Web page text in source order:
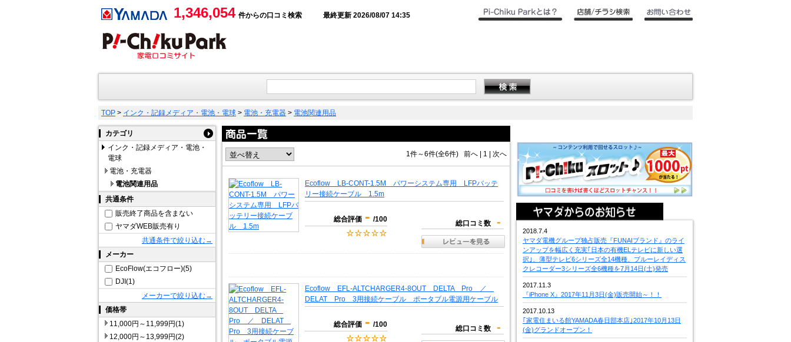
1,346,054 件からの口コミ検索 最終更新 2026/08/07 14:35
TOP > インク・記録メディア・電池・電球 > 電池・充電器 > 電池関連用品
カテゴリ
インク・記録メディア・電池・
電球
電池・充電器
電池関連用品
共通条件
販売終了商品を含まない
ヤマダWEB販売有り
共通条件で絞り込む→
メーカー
EcoFlow(エコフロー)(5)
DJI(1)
メーカーで絞り込む→
価格帯
11,000円～11,999円(1)
12,000円～13,999円(2)
1件～6件(全6件) 前へ 1 | 次へ
Ecoflow LB-CONT-1.5M パワーシステム専用 LFPバッテ
リー接続ケーブル 1.5m
総合評価 - /100 総口コミ数 -
Ecoflow EFL-ALTCHARGER4-8OUT DELTA Pro ／
DELAT Pro 3用接続ケーブル ポータブル電源用ケーブル
総合評価 - /100 総口コミ数 -
2018.7.4
ヤマダ電機グループ独占販売『FUNAIブランド』のライ
ンアップを幅広く充実｢日本の有機ELテレビに新しい選
択｣、薄型テレビ6シリーズ全14機種、ブルーレイディス
クレコーダー3シリーズ全6機種を7月14日(土)発売
2017.11.3
『iPhone X』2017年11月3日(金)販売開始～！！
2017.10.13
｢家電住まいる館YAMADA春日部本店｣2017年10月13日
(金)グランドオープン！